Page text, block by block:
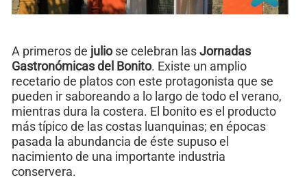
A primeros de juliose celebran lasJornadas
Gastronómicas del Bonito. Existe un amplio
recetario de platos con este protagonista que se
pueden ir saboreando a lo largo de todo el verano,
mientras dura la costera. El bonito es el producto
más típico de las costas luanquinas; en épocas
pasada la abundancia de éste supuso el
nacimiento de una importante industria
conservera.